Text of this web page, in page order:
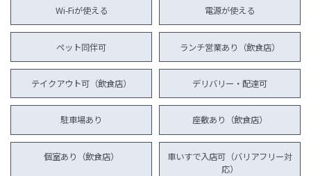
Wi-Fiが使える 電源が使える
ペット同伴可 ランチ営業あり（飲食店）
テイクアウト可（飲食店） デリバリー・配達可
駐車場あり 座敷あり（飲食店）
個室あり（飲食店）
車いすで入店可（バリアフリー対
応）